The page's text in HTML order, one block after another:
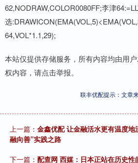
62,NODRAW,COLOR0080FF;李津
选
64,VOL*1.1,29);
本站仅提供存储服务，所有内容均由用
权内容，请点击举报。
联丰优配提示：文章
上一篇： 金鑫优配 让金融活水更有温度
融向善”实践之路
下一篇： 配查网 西媒：日本正站在历史